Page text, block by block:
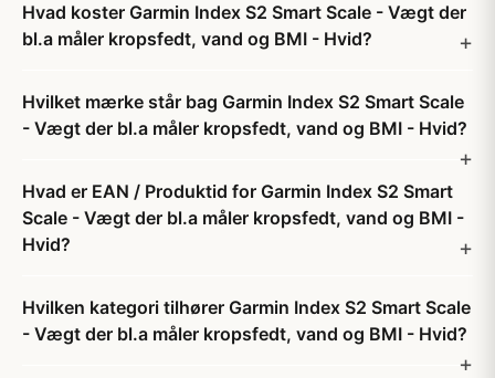
Hvad koster Garmin Index S2 Smart Scale - Vægt der
bl.a måler kropsfedt, vand og BMI - Hvid?
Hvilket mærke står bag Garmin Index S2 Smart Scale
- Vægt der bl.a måler kropsfedt, vand og BMI - Hvid?
Hvad er EAN / Produktid for Garmin Index S2 Smart
Scale - Vægt der bl.a måler kropsfedt, vand og BMI -
Hvid?
Hvilken kategori tilhører Garmin Index S2 Smart Scale
- Vægt der bl.a måler kropsfedt, vand og BMI - Hvid?